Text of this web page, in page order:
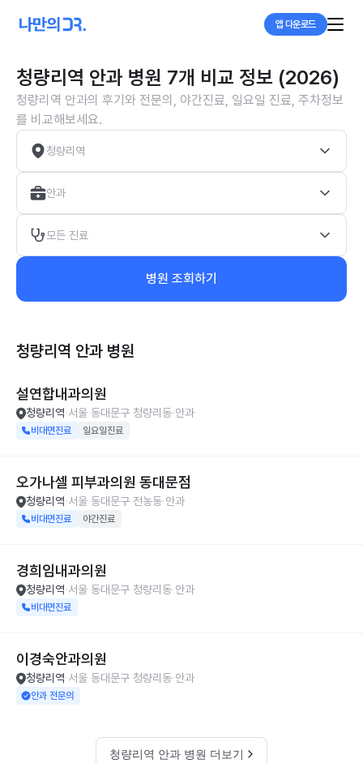
앱 다운로드
청량리역 안과 병원 7개 비교 정보 (2026)
청량리역 안과의 후기와 전문의, 야간진료, 일요일 진료, 주차정보
를 비교해보세요.
청량리역
안과
모든 진료
병원 조회하기
청량리역 안과 병원
설연합내과의원
청량리역 서울 동대문구 청량리동 안과
비대면진료 일요일진료
오가나셀 피부과의원 동대문점
청량리역 서울 동대문구 전농동 안과
비대면진료 야간진료
경희임내과의원
청량리역 서울 동대문구 청량리동 안과
비대면진료
이경숙안과의원
청량리역 서울 동대문구 청량리동 안과
안과 전문의
청량리역 안과 병원 더보기